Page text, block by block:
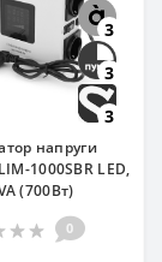
3
3
3
напруги
1000SBR LED,
(700Вт)
0